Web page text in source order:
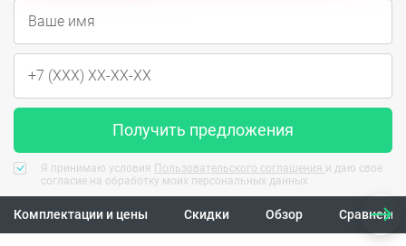
Получить предложения
Я принимаю условия Пользовательского соглашения и даю свое
согласие на обработку моих персональных данных
Комплектации и цены Скидки Обзор